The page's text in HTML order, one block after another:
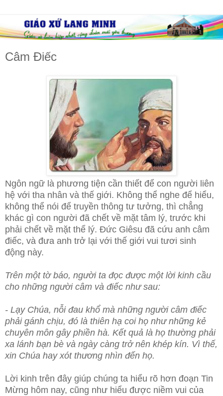
Câm Điếc
Ngôn ngữ là phương tiện cần thiết để con người liên
hệ với tha nhân và thế giới. Không thể nghe để hiểu,
không thể nói để truyền thông tư tưởng, thì chẳng
khác gì con người đã chết về mặt tâm lý, trước khi
phải chết về mặt thể lý. Ðức Giêsu đã cứu anh câm
điếc, và đưa anh trở lại với thế giới vui tươi sinh
động này.
Trên một tờ báo, người ta đọc được một lời kinh cầu
cho những người câm và điếc như sau:
- Lạy Chúa, nỗi đau khổ mà những người câm điếc
phải gánh chịu, đó là thiên hạ coi họ như những kẻ
chuyên môn gây phiền hà. Kết quả là họ thường phải
xa lánh bạn bè và ngày càng trở nên khép kín. Vì thế,
xin Chúa hay xót thương nhìn đến họ.
Lời kinh trên đây giúp chúng ta hiểu rõ hơn đoạn Tin
Mừng hôm nay, cũng như hiểu được niềm vui của